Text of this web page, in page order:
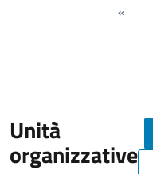
«
Unità
organizzative